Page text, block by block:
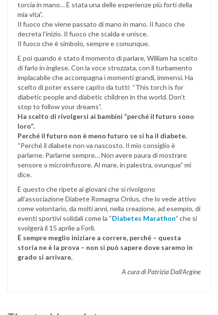
torcia in mano… È stata una delle esperienze più forti della
mia vita”.
Il fuoco che viene passato di mano in mano. Il fuoco che
decreta l’inizio. Il fuoco che scalda e unisce.
Il fuoco che è simbolo, sempre e comunque.
E poi quando è stato il momento di parlare, William ha scelto
di farlo in inglese. Con la voce strozzata, con il turbamento
implacabile che accompagna i momenti grandi, immensi. Ha
scelto di poter essere capito da tutti: “This torch is for
diabetic people and diabetic children in the world. Don’t
stop to follow your dreams”.
Ha scelto di rivolgersi ai bambini “perché il futuro sono
loro”.
Perché il futuro non è meno futuro se si ha il diabete.
“Perché il diabete non va nascosto. Il mio consiglio è
parlarne. Parlarne sempre… Non avere paura di mostrare
sensore o microinfusore. Al mare, in palestra, ovunque” mi
dice.
È questo che ripete ai giovani che si rivolgono
all’associazione Diabete Romagna Onlus, che lo vede attivo
come volontario, da molti anni, nella creazione, ad esempio, di
eventi sportivi solidali come la “Diabetes Marathon” che si
svolgerà il 15 aprile a Forlì.
È sempre meglio iniziare a correre, perché – questa
storia ne è la prova – non si può sapere dove saremo in
grado si arrivare.
A cura di Patrizia Dall’Argine